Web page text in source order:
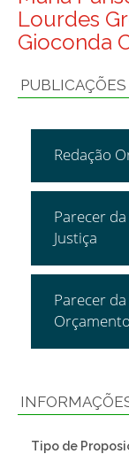
Lourdes
Gioconda
Redação
Parecer
Justiça
Parecer
Tipo de